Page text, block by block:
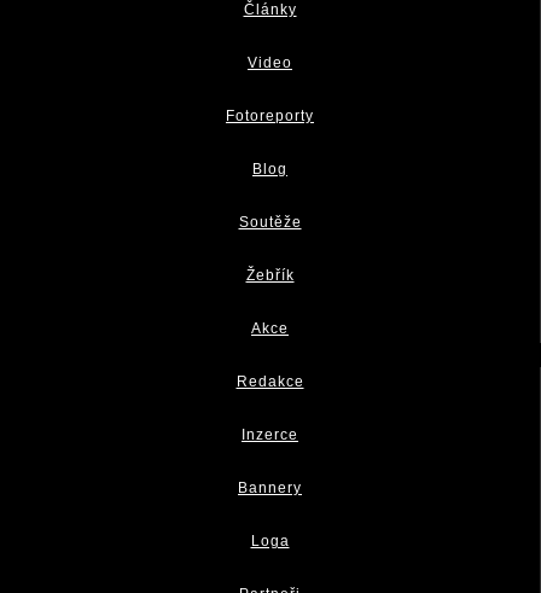
Články
Video
Fotoreporty
Blog
Soutěže
Žebřík
Akce
Redakce
Inzerce
Bannery
Loga